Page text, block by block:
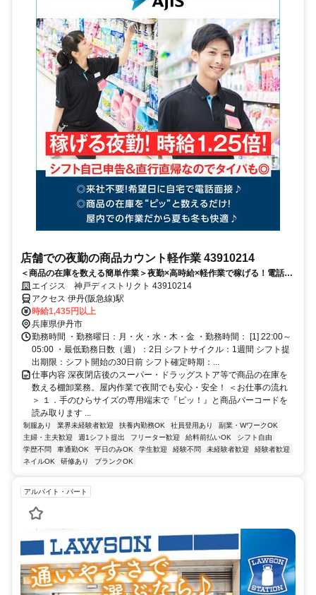
店舗での夜勤の商品カウント軽作業 43910214
＜商品の在庫を数える簡単作業＞夜勤×高時給×軽作業で稼げる！電話面
接で来社＆履歴書不要！
エイジス 神戸ディストリクト 43910214
アクセス 伊丹(阪急線)駅
時給1,435円以上
兵庫県伊丹市
勤務時間 ・勤務曜日：月・火・水・木・金 ・勤務時間： [1] 22:00～
05:00 ・最低勤務日数（週）：2日 シフトサイクル：1週間 シフト提
出期限：シフト開始の30日前 シフト確定時期：...
仕事内容 深夜閉店後のスーパー・ドラッグストア等で商品の在庫を
数える棚卸業務。屋内作業で夜間でも安心・安全！ ＜お仕事の流れ
＞ １．手のひらサイズの専用端末で『ピッ！』と商品バーコードを
読み取ります ...
制服あり 業界未経験者歓迎 扶養内勤務OK 社員登用あり
副業・WワークOK
主婦・主夫歓迎
週1シフト提出 フリーター歓迎 給料前払いOK
シフト自由
学歴不問
車通勤OK 平日のみOK 学生歓迎 経験不問 未経験者歓迎
経験者歓迎
ネイルOK
研修あり ブランクOK
アルバイト・パート